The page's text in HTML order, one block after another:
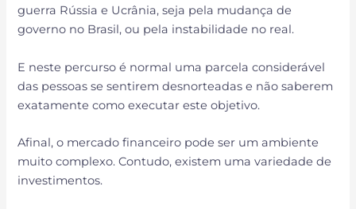
guerra Rússia e Ucrânia, seja pela mudança de
governo no Brasil, ou pela instabilidade no real.
E neste percurso é normal uma parcela considerável
das pessoas se sentirem desnorteadas e não saberem
exatamente como executar este objetivo.
Afinal, o mercado financeiro pode ser um ambiente
muito complexo. Contudo, existem uma variedade de
investimentos.